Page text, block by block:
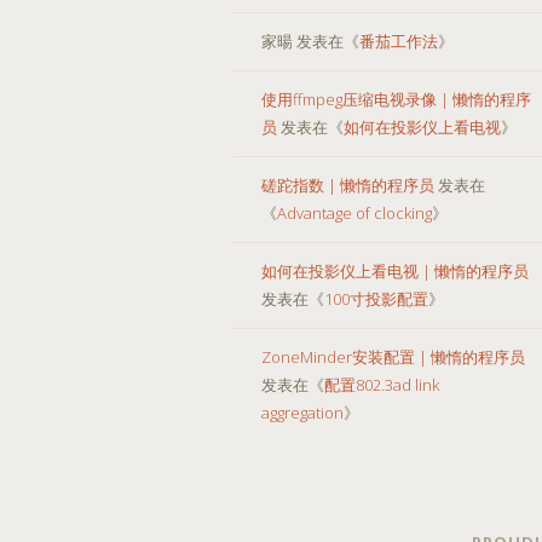
家暘发表在《番茄工作法》
使用ffmpeg压缩电视录像 | 懒惰的程序
员 发表在《如何在投影仪上看电视》
磋跎指数 | 懒惰的程序员 发表在
《Advantage of clocking》
如何在投影仪上看电视 | 懒惰的程序员
发表在《100寸投影配置》
ZoneMinder安装配置 | 懒惰的程序员
发表在《配置802.3ad link
aggregation》